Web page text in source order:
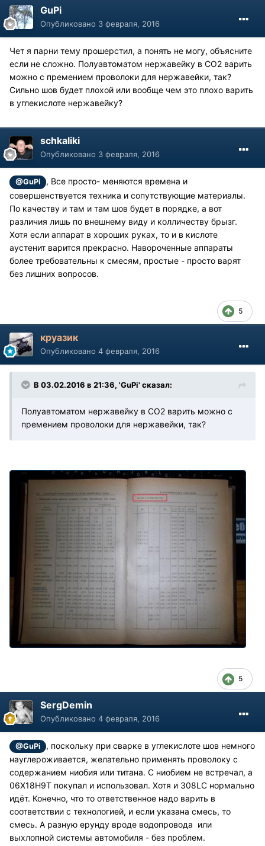
GuPi
Опубликовано 3 февраля, 2016
Чет я парни тему прошерстил, а понять не могу, объясните
если не сложно. Полуавтоматом нержавейку в СО2 варить
можно с премением проволоки для нержавейки, так?
Сильно шов будет плохой или вообще чем это плохо варить
в углекислоте нержавейку?
schkaliki
Опубликовано 3 февраля, 2016
@GuPi
, Все просто- меняются времена и
совершенствуется техника и сопутствующие материалы.
По качеству и там и там шов будет в порядке, а вот
различия лишь по внешнему виду и колличеству брызг.
Хотя если аппарат в хороших руках, то и в кислоте
аустенит варится прекрасно. Навороченные аппараты
более требовательны к смесям, простые - просто варят
без лишних вопросов.
5
круазик
Опубликовано 4 февраля, 2016
В 03.02.2016 в 21:36, 'GuPi' сказал:
Полуавтоматом нержавейку в СО2 варить можно с
премением проволоки для нержавейки, так?
5
SergDemin
Опубликовано 4 февраля, 2016
@GuPi
, поскольку при сварке в углекислоте шов немного
науглероживается, желательно применять проволоку с
содержанием ниобия или титана. С ниобием не встречал, а
06Х18Н9Т покупал и использовал. Хотя и 308LC нормально
идёт. Конечно, что то ответственное надо варить в
соответствии с технологией, и если указана смесь, то
смесь. А разную ерунду вроде водопровода или
выхлопной системы автомобиля - без проблем.